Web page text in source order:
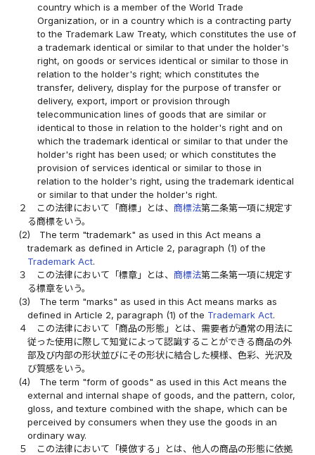
country which is a member of the World Trade
Organization, or in a country which is a contracting party
to the Trademark Law Treaty, which constitutes the use of
a trademark identical or similar to that under the holder's
right, on goods or services identical or similar to those in
relation to the holder's right; which constitutes the
transfer, delivery, display for the purpose of transfer or
delivery, export, import or provision through
telecommunication lines of goods that are similar or
identical to those in relation to the holder's right and on
which the trademark identical or similar to that under the
holder's right has been used; or which constitutes the
provision of services identical or similar to those in
relation to the holder's right, using the trademark identical
or similar to that under the holder's right.
２
この法律において「商標」とは、 商標法第二条第一項に規定す
る商標をいう。
(2)
The term "trademark" as used in this Act means a
trademark as defined in Article 2, paragraph (1) of the
Trademark Act.
３
この法律において「標章」とは、 商標法第二条第一項に規定す
る標章をいう。
(3)
The term "marks" as used in this Act means marks as
defined in Article 2, paragraph (1) of the Trademark Act.
４
この法律において「商品の形態」とは、需要者が通常の用法に
従った使用に際して知覚によって認識することができる商品の外
部及び内部の形状並びにその形状に結合した模様、色彩、光沢及
び質感をいう。
(4)
The term "form of goods" as used in this Act means the
external and internal shape of goods, and the pattern, color,
gloss, and texture combined with the shape, which can be
perceived by consumers when they use the goods in an
ordinary way.
５
この法律において「模倣する」とは、他人の商品の形態に依拠